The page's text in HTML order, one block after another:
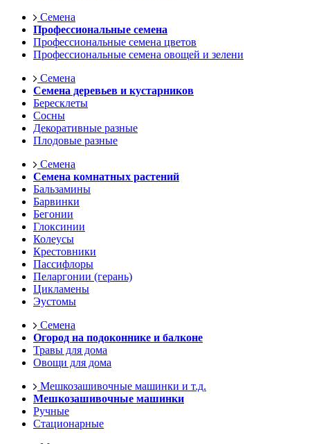
Семена
Профессиональные семена
Профессиональные семена цветов
Профессиональные семена овощей и зелени
Семена
Семена деревьев и кустарников
Бересклеты
Сосны
Декоративные разные
Плодовые разные
Семена
Семена комнатных растений
Бальзамины
Барвинки
Бегонии
Глоксинии
Колеусы
Крестовники
Пассифлоры
Пеларгонии (герань)
Цикламены
Эустомы
Семена
Огород на подоконнике и балконе
Травы для дома
Овощи для дома
Мешкозашивочные машинки и т.д.
Мешкозашивочные машинки
Ручные
Стационарные